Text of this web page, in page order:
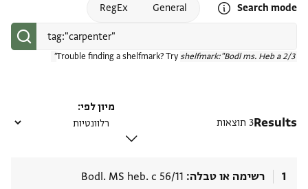
Search mode
Open search mode help
General
RegEx
Trouble finding a shelfmark? Try shelfmark:"Bodl ms. Heb a 2/3"
Results3 תוצאות
מיון לפי
1 רשימה או טבלה Bodl. MS heb. c 56/11